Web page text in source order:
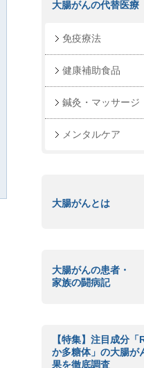
大腸がんの代替医療
免疫療法
健康補助食品
鍼灸・マッサージ
メンタルケア
大腸がんとは
大腸がんの患者・
家族の闘病記
【特集】注目成分「
か多糖体」の大腸が
果を徹底調査